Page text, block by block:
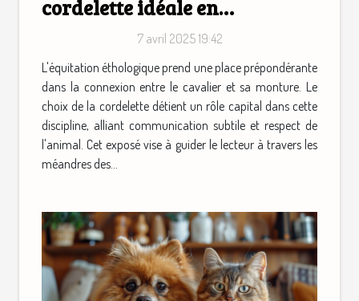
cordelette idéale en
équitation éthologique
7 avril 2025 19:42
L'équitation éthologique prend une place prépondérante
dans la connexion entre le cavalier et sa monture. Le
choix de la cordelette détient un rôle capital dans cette
discipline, alliant communication subtile et respect de
l'animal. Cet exposé vise à guider le lecteur à travers les
méandres des...